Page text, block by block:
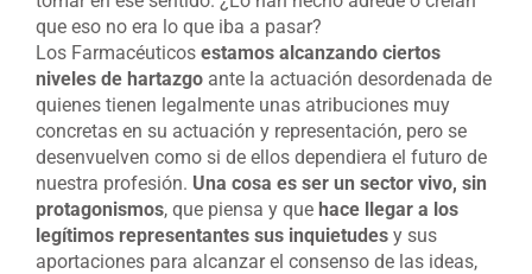
que eso no era lo que iba a pasar?
Los Farmacéuticos estamos alcanzando ciertos
niveles de hartazgo ante la actuación desordenada de
quienes tienen legalmente unas atribuciones muy
concretas en su actuación y representación, pero se
desenvuelven como si de ellos dependiera el futuro de
nuestra profesión. Una cosa es ser un sector vivo, sin
protagonismos, que piensa y que hace llegar a los
legítimos representantes sus inquietudes y sus
aportaciones para alcanzar el consenso de las ideas,